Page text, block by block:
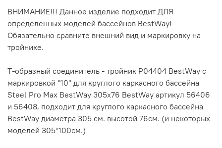
ВНИМАНИЕ!!! Данное изделие подходит ДЛЯ
определенных моделей бассейнов BestWay!
Обязательно сравните внешний вид и маркировку на
тройнике.
Т-образный соединитель - тройник P04404 BestWay с
маркировкой "10" для круглого каркасного бассейна
Steel Pro Max BestWay 305х76 BestWay артикул 56406
и 56408, подходит для круглого каркасного бассейна
BestWay диаметра 305 см. высотой 76см. (и некоторых
моделей 305*100см.)